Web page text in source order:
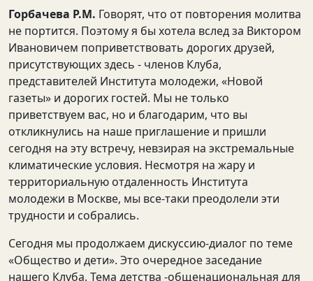
Горбачева Р.М. Говорят, что от повторения молитва
не портится. Поэтому я бы хотела вслед за Виктором
Ивановичем поприветствовать дорогих друзей,
присутствующих здесь - членов Клуба,
представителей Института молодежи, «Новой
газеты» и дорогих гостей. Мы не только
приветствуем вас, но и благодарим, что вы
откликнулись на наше приглашение и пришли
сегодня на эту встречу, невзирая на экстремальные
климатические условия. Несмотря на жару и
территориальную отдаленность Института
молодежи в Москве, мы все-таки преодолели эти
трудности и собрались.
Сегодня мы продолжаем дискуссию-диалог по теме
«Общество и дети». Это очередное заседание
нашего Клуба. Тема детства -общенациональная для